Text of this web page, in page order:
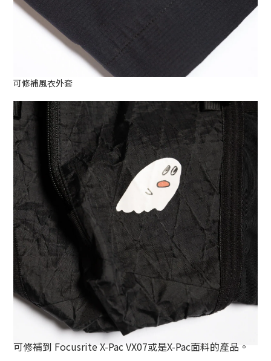
可修補風衣外套
可修補到 Focusrite X-Pac VX07或是X-Pac面料的產品。